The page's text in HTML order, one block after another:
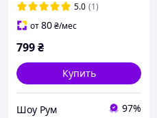
5.0 (1)
от80₴/мес
799₴
Купить
Шоу Рум 97%